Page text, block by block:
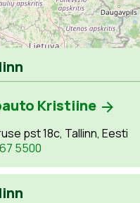
Leaflet
Kristiine
pst 18c, Tallinn, Eesti
5500